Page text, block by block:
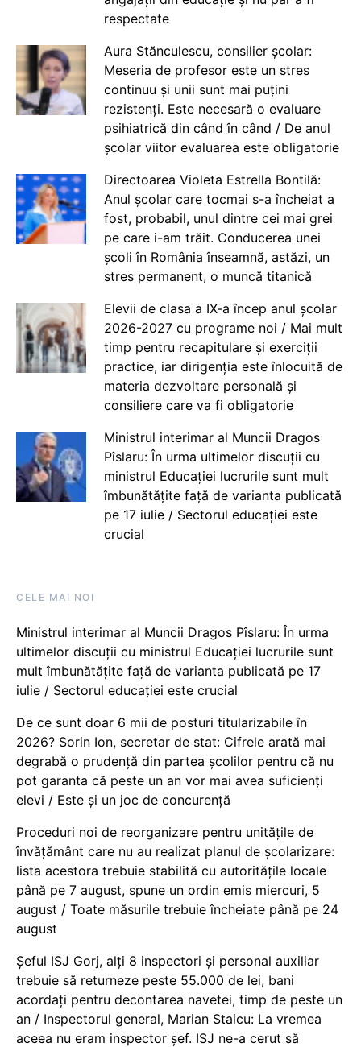
respectate
Aura Stănculescu, consilier școlar:
Meseria de profesor este un stres
continuu și unii sunt mai puțini
rezistenți. Este necesară o evaluare
psihiatrică din când în când / De anul
școlar viitor evaluarea este obligatorie
Directoarea Violeta Estrella Bontilă:
Anul școlar care tocmai s-a încheiat a
fost, probabil, unul dintre cei mai grei
pe care i-am trăit. Conducerea unei
școli în România înseamnă, astăzi, un
stres permanent, o muncă titanică
Elevii de clasa a IX-a încep anul școlar
2026-2027 cu programe noi / Mai mult
timp pentru recapitulare și exerciții
practice, iar dirigenția este înlocuită de
materia dezvoltare personală și
consiliere care va fi obligatorie
Ministrul interimar al Muncii Dragos
Pîslaru: În urma ultimelor discuții cu
ministrul Educației lucrurile sunt mult
îmbunătățite față de varianta publicată
pe 17 iulie / Sectorul educației este
crucial
CELE MAI NOI
Ministrul interimar al Muncii Dragos Pîslaru: În urma
ultimelor discuții cu ministrul Educației lucrurile sunt
mult îmbunătățite față de varianta publicată pe 17
iulie / Sectorul educației este crucial
De ce sunt doar 6 mii de posturi titularizabile în
2026? Sorin Ion, secretar de stat: Cifrele arată mai
degrabă o prudență din partea școlilor pentru că nu
pot garanta că peste un an vor mai avea suficienți
elevi / Este și un joc de concurență
Proceduri noi de reorganizare pentru unitățile de
învățământ care nu au realizat planul de școlarizare:
lista acestora trebuie stabilită cu autoritățile locale
până pe 7 august, spune un ordin emis miercuri, 5
august / Toate măsurile trebuie încheiate până pe 24
august
Șeful ISJ Gorj, alți 8 inspectori și personal auxiliar
trebuie să returneze peste 55.000 de lei, bani
acordați pentru decontarea navetei, timp de peste un
an / Inspectorul general, Marian Staicu: La vremea
aceea nu eram inspector șef. ISJ ne-a cerut să